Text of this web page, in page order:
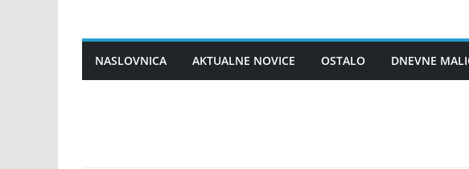
contentNASLOVNICA AKTUALNE NOVICE OSTALO DNEVNE